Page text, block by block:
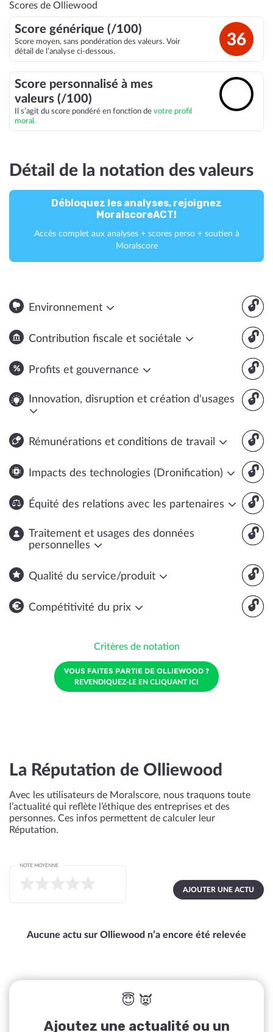
Scores de Olliewood
Score générique (/100)
Score moyen, sans pondération des valeurs. Voir
détail de l’analyse ci-dessous.
36
Score personnalisé à mes
valeurs (/100)
Il s’agit du score pondéré en fonction de votre profil
moral.
Détail de la notation des valeurs
Débloquez les analyses, rejoignez
MoralscoreACT!
Accès complet aux analyses + scores perso + soutien à
Moralscore
🔓
Environnement
🔓
Contribution fiscale et sociétale
🔓
Profits et gouvernance
🔓
Innovation, disruption et création d'usages
🔓
Rémunérations et conditions de travail
🔓
Impacts des technologies (Dronification)
🔓
Équité des relations avec les partenaires
🔓
Traitement et usages des données
personnelles
🔓
Qualité du service/produit
🔓
Compétitivité du prix
Critères de notation
VOUS FAITES PARTIE DE OLLIEWOOD ?
REVENDIQUEZ-LE EN CLIQUANT ICI
La Réputation de Olliewood
Avec les utilisateurs de Moralscore, nous traquons toute
l’actualité qui reflète l’éthique des entreprises et des
personnes. Ces infos permettent de calculer leur
Réputation.
AJOUTER UNE ACTU
NOTE MOYENNE
Aucune actu sur Olliewood n’a encore été relevée
😇 👿
Ajoutez une actualité ou un